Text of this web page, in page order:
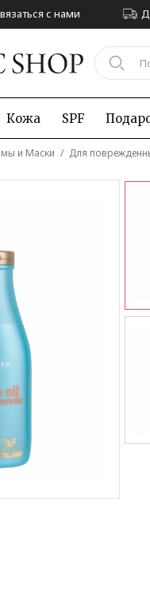
с нами
Кожа SPF
и Маски / Для